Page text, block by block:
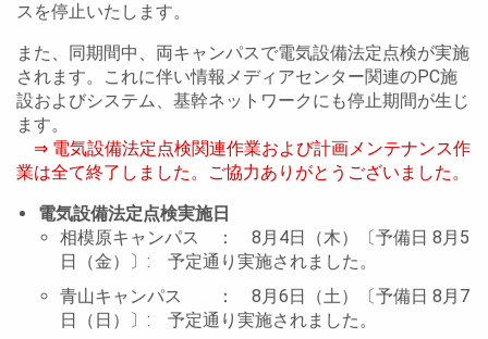
スを停止いたします。
また、同期間中、両キャンパスで電気設備法定点検が実施
されます。これに伴い情報メディアセンター関連のPC施
設およびシステム、基幹ネットワークにも停止期間が生じ
ます。
⇒ 電気設備法定点検関連作業および計画メンテナンス作
業は全て終了しました。ご協力ありがとうございました。
電気設備法定点検実施日
相模原キャンパス ： 8月4日（木）〔予備日 8月5
日（金）〕: 予定通り実施されました。
青山キャンパス ： 8月6日（土）〔予備日 8月7
日（日）〕: 予定通り実施されました。